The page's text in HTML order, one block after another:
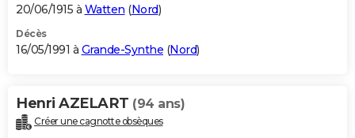
20/06/1915 à Watten (Nord)
Décès
16/05/1991 à Grande-Synthe (Nord)
Henri AZELART (94 ans)
Créer une cagnotte obsèques